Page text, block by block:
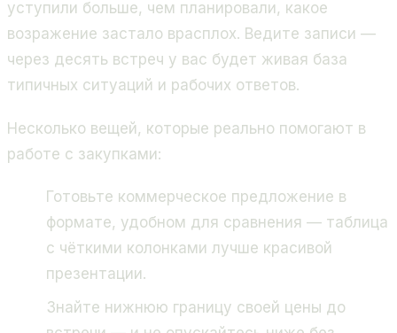
уступили больше, чем планировали, какое
возражение застало врасплох. Ведите записи —
через десять встреч у вас будет живая база
типичных ситуаций и рабочих ответов.
Несколько вещей, которые реально помогают в
работе с закупками:
Готовьте коммерческое предложение в
формате, удобном для сравнения — таблица
с чёткими колонками лучше красивой
презентации.
Знайте нижнюю границу своей цены до